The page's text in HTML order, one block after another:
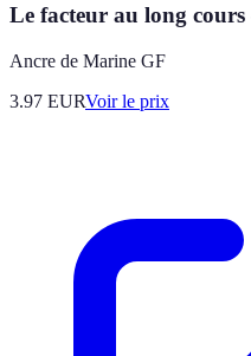
Le facteur au long
Ancre de Marine GF
3.97 EURVoir le prix